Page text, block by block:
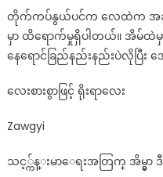
တိုက်ကပ်နွယ်ပင်က လေထဲက အဆိ
မှာ ထိရောက်မှုရှိပါတယ်။ အိ
နေရောင်ခြည်နည်းနည်းပဲလိုပြီး
လေးစားစွာဖြင့် ရိုးရာလေး
Zawgyi
သင့္က်န္းမာေရးအတြက္ အိမ္မွာ